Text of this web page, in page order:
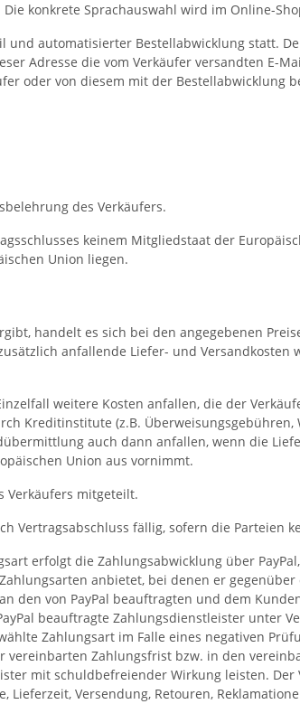
konkrete Sprachauswahl wird im Online-
automatisierter Bestellabwicklung statt.
Adresse die vom Verkäufer versandten E-
oder von diesem mit der
des Verkäufers.
keinem Mitgliedstaat der
Union liegen.
handelt es sich bei den angegebenen
anfallende Liefer- und
weitere Kosten anfallen, die der
Kreditinstitute (z.B.
auch dann anfallen, wenn die
Union aus vornimmt.
Verkäufers mitgeteilt.
Vertragsabschluss fällig, sofern die Parteien
erfolgt die Zahlungsabwicklung über
anbietet, bei denen er
den von PayPal beauftragten und dem
beauftragte Zahlungsdienstleister unter
Zahlungsart im Falle eines negativen
Zahlungsfrist bzw. in den
mit schuldbefreiender Wirkung leisten.
Versendung, Retouren,